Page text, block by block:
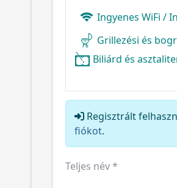
Ingyenes WiFi /
Grillezési és
Biliárd és
Regisztrált
fiókot.
Teljes név*